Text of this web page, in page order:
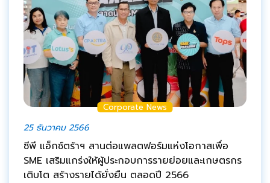
Corporate News
25 ธันวาคม 2566
ซีพี แอ็กซ์ตร้าฯ สานต่อแพลตฟอร์มแห่งโอกาสเพื่อ
SME เสริมแกร่งให้ผู้ประกอบการรายย่อยและเกษตรกร
เติบโต สร้างรายได้ยั่งยืน ตลอดปี 2566